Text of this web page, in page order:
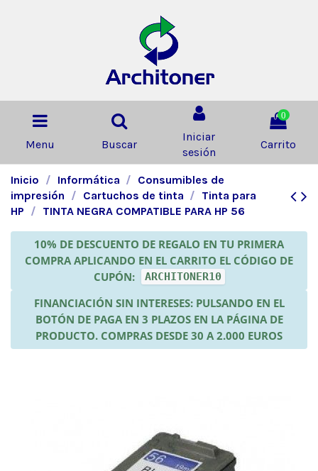
Menu Buscar
Iniciar
sesión
0
Carrito
Inicio Informática
Consumibles de
impresión
Cartuchos de tinta
Tinta para
HP
TINTA NEGRA COMPATIBLE PARA HP 56
10% DE DESCUENTO DE REGALO EN TU PRIMERA
COMPRA APLICANDO EN EL CARRITO EL CÓDIGO DE
CUPÓN:
ARCHITONER10
FINANCIACIÓN SIN INTERESES: PULSANDO EN EL
BOTÓN DE PAGA EN 3 PLAZOS EN LA PÁGINA DE
PRODUCTO. COMPRAS DESDE 30 A 2.000 EUROS